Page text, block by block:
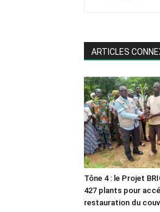
ARTICLES
Tône 4 : le Projet
427 plants pour
restauration du